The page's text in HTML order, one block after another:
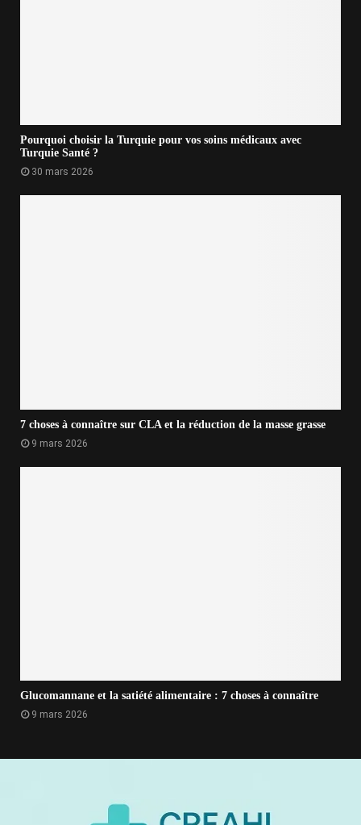
Pourquoi choisir la Turquie pour vos soins médicaux avec
Turquie Santé ?
30 mars 2026
7 choses à connaître sur CLA et la réduction de la masse grasse
9 mars 2026
Glucomannane et la satiété alimentaire : 7 choses à connaître
9 mars 2026